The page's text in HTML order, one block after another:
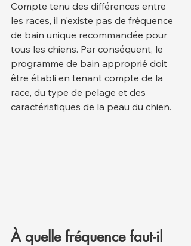
Compte tenu des différences entre
les races, il n'existe pas de fréquence
de bain unique recommandée pour
tous les chiens. Par conséquent, le
programme de bain approprié doit
être établi en tenant compte de la
race, du type de pelage et des
caractéristiques de la peau du chien.
À quelle fréquence faut-il